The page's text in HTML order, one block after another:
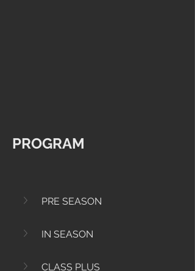
PROGRAM
PRE SEASON
IN SEASON
CLASS PLUS